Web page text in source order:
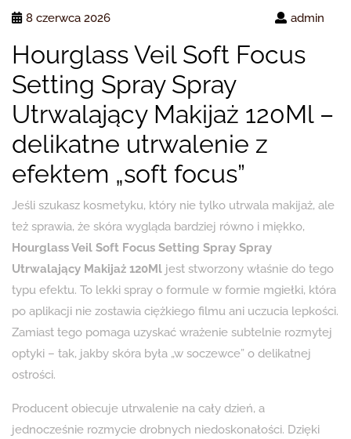
8 czerwca 2026 admin
Hourglass Veil Soft Focus
Setting Spray Spray
Utrwalający Makijaż 120Ml –
delikatne utrwalenie z
efektem „soft focus”
Jeśli szukasz kosmetyku, który nie tylko utrwala makijaż, ale
też sprawia, że skóra wygląda bardziej równo i miękko,
Hourglass Veil Soft Focus Setting Spray Spray
Utrwalający Makijaż 120Ml jest stworzony właśnie do tego
typu efektu. To lekki spray o formule w formie mgiełki, która
po aplikacji nie zostawia ciężkiego filmu ani uczucia lepkości.
Zamiast tego pomaga uzyskać wrażenie subtelnie rozmytej
optyki – tak, jakby skóra była „w soczewce” o delikatnej
ostrości.
Producent obiecuje utrwalenie na cały dzień, a
jednocześnie rozmycie drobnych niedoskonałości. Dzięki